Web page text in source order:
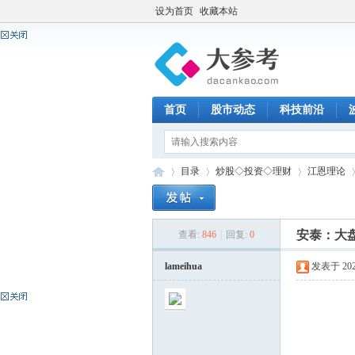
设为首页 收藏本站
首页 股市动态 科技前沿
目录
›
炒股◇投资◇理财 江恩理论
›
查看: 846 回复: 0 安泰：大
lameihua 发表于